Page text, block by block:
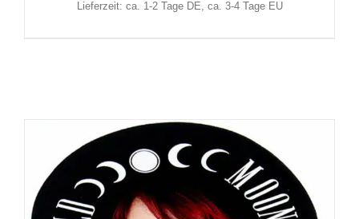
Lieferzeit: ca. 1-2 Tage DE, ca. 3-4 Tage EU